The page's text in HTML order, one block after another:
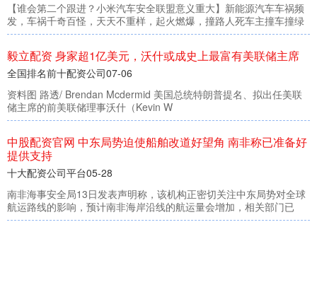
个跟进？小米汽车安全联盟意义重大】新能源汽
奇百怪，天天不重样，起火燃爆，撞路人死车主
身家超1亿美元，沃什或成史上最富有美联
十配资公司07-06
/ Brendan Mcdermid 美国总统特朗普提名、拟
美联储理事沃什（Kevin W
官网 中东局势迫使船舶改道好望角 南非称
司平台05-28
全局13日发表声明称，该机构正密切关注中东局
影响，预计南非海岸沿线的航运量会增加，相关